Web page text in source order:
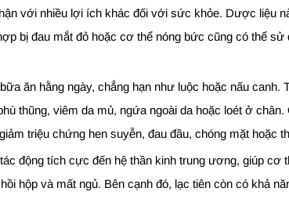
với nhiều lợi ích khác đối với sức khỏe. Dược liệu
bị đau mắt đỏ hoặc cơ thể nóng bức cũng có thể
ăn hằng ngày, chẳng hạn như luộc hoặc nấu
thũng, viêm da mủ, ngứa ngoài da hoặc loét ở
triệu chứng hen suyễn, đau đầu, chóng mặt hoặc
động tích cực đến hệ thần kinh trung ương, giúp
hộp và mất ngủ. Bên cạnh đó, lạc tiên còn có khả